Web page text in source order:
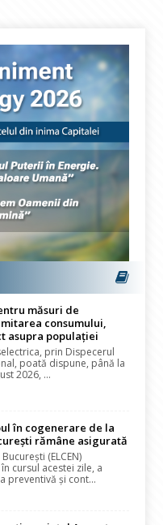
măsuri de
consumului,
asupra populației
prin Dispecerul
poată dispune, până la
2026, ...
în cogenerare de la
rămâne asigurată
(ELCEN)
cursul acestei zile, a
preventivă și cont...